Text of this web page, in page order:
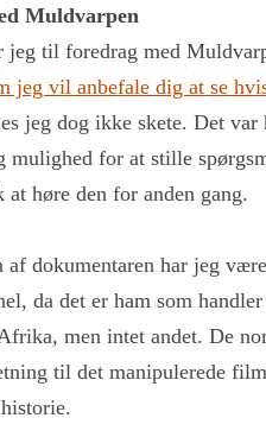
Muldvarpen
jeg til foredrag med
jeg vil anbefale dig at se
jeg dog ikke skete. Det var
mulighed for at stille
at høre den for anden gang.
af dokumentaren har jeg
da det er ham som
men intet andet. De
til det manipulerede